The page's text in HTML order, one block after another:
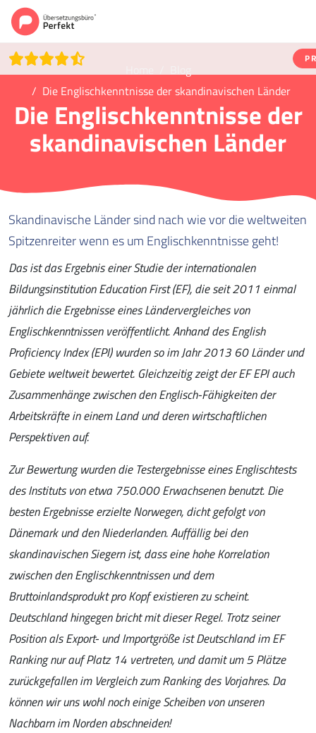
Die Englischkenntnisse der skandinavischen Länder
Die Englischkenntnisse der
skandinavischen Länder
Skandinavische Länder sind nach wie vor die weltweiten
Spitzenreiter wenn es um Englischkenntnisse geht!
Das ist das Ergebnis einer Studie der internationalen
Bildungsinstitution Education First (EF), die seit 2011 einmal
jährlich die Ergebnisse eines Ländervergleiches von
Englischkenntnissen veröffentlicht. Anhand des English
Proficiency Index (EPI) wurden so im Jahr 2013 60 Länder und
Gebiete weltweit bewertet. Gleichzeitig zeigt der EF EPI auch
Zusammenhänge zwischen den Englisch-Fähigkeiten der
Arbeitskräfte in einem Land und deren wirtschaftlichen
Perspektiven auf.
Zur Bewertung wurden die Testergebnisse eines Englischtests
des Instituts von etwa 750.000 Erwachsenen benutzt. Die
besten Ergebnisse erzielte Norwegen, dicht gefolgt von
Dänemark und den Niederlanden. Auffällig bei den
skandinavischen Siegern ist, dass eine hohe Korrelation
zwischen den Englischkenntnissen und dem
Bruttoinlandsprodukt pro Kopf existieren zu scheint.
Deutschland hingegen bricht mit dieser Regel. Trotz seiner
Position als Export- und Importgröße ist Deutschland im EF
Ranking nur auf Platz 14 vertreten, und damit um 5 Plätze
zurückgefallen im Vergleich zum Ranking des Vorjahres. Da
können wir uns wohl noch einige Scheiben von unseren
Nachbarn im Norden abschneiden!